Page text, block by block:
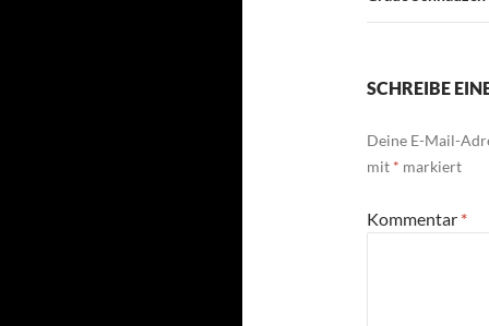
SCHREIBE
Deine E-Mail-
mit * markiert
Kommentar *